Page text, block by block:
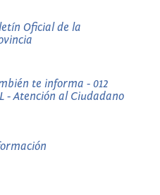
Oficial de la
te informa - 012
- Atención al Ciudadano